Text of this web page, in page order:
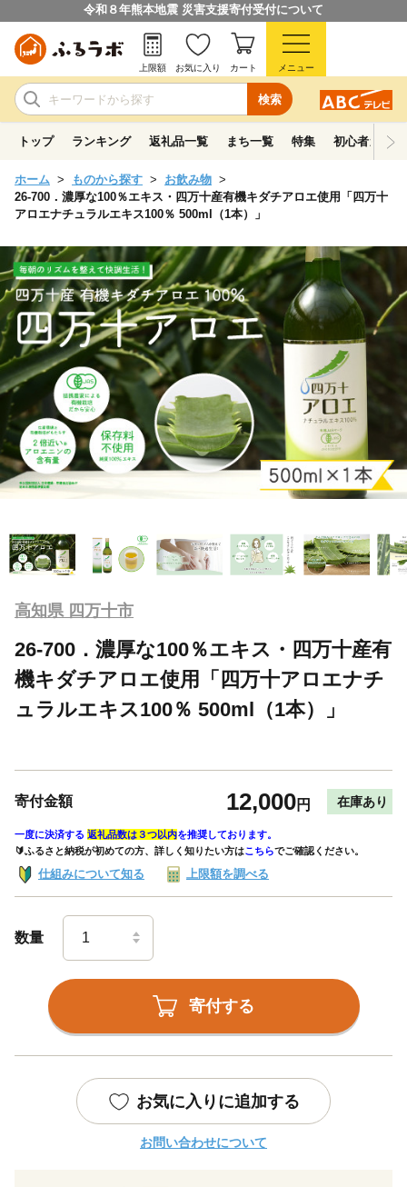
令和８年熊本地震 災害支援寄付受付について
検索
上限額 お気に入り カート メニュー
トップ ランキング 返礼品一覧 まち一覧 特集 初心者ガイド
ホーム ものから探す
お飲み物
26-700．濃厚な100％エキス・四万十産有機キダチアロエ使用「四万十
アロエナチュラルエキス100％ 500ml（1本）」
高知県 四万十市
26-700．濃厚な100％エキス・四万十産有
機キダチアロエ使用「四万十アロエナチ
ュラルエキス100％ 500ml（1本）」
寄付金額 12,000円 在庫あり
一度に決済する 返礼品数は３つ以内を推奨しております。
🔰ふるさと納税が初めての方、詳しく知りたい方はこちらでご確認ください。
仕組みについて知る 上限額を調べる
数量
寄付する
お気に入りに追加する
お問い合わせについて